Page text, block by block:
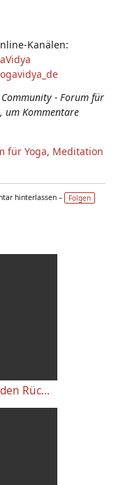
Kanälen:
- Forum für
um Kommentare
für Yoga, Meditation
hinterlassen – Folgen
20 Minuten Yoga für den Rücken - Anfänger-Level